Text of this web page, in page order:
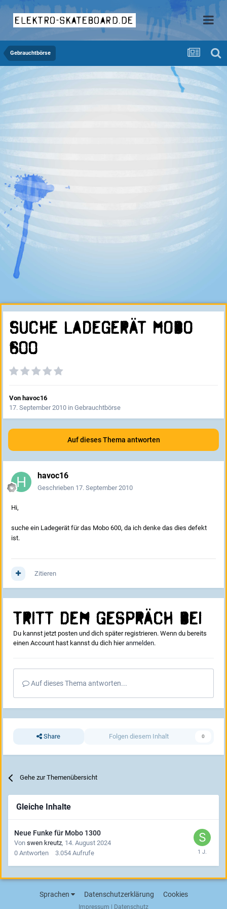
elektro-skateboard.de
Gebrauchtbörse
Suche Ladegerät Mobo
600
Von havoc16
17. September 2010 in Gebrauchtbörse
Auf dieses Thema antworten
havoc16
Geschrieben 17. September 2010
Hi,
suche ein Ladegerät für das Mobo 600, da ich denke das dies defekt
ist.
Zitieren
Tritt dem Gespräch bei
Du kannst jetzt posten und dich später registrieren. Wenn du bereits
einen Account hast kannst du dich hieranmelden.
Auf dieses Thema antworten...
Share Folgen diesem Inhalt 0
Gehe zur Themenübersicht
Gleiche Inhalte
Neue Funke für Mobo 1300
Von swen kreutz, 14. August 2024
0 Antworten 3.054 Aufrufe
Sprachen Datenschutzerklärung Cookies
Impressum Datenschutz